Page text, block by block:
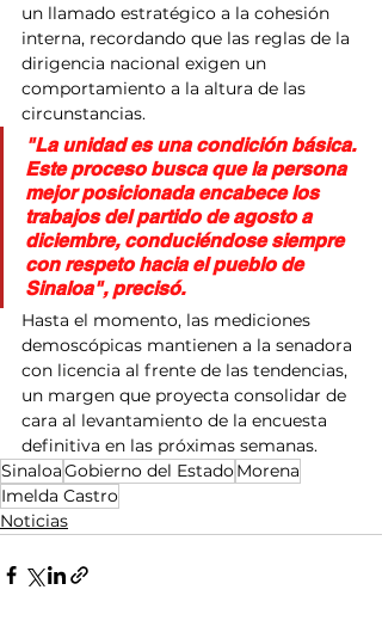
un llamado estratégico a la cohesión
interna, recordando que las reglas de la
dirigencia nacional exigen un
comportamiento a la altura de las
circunstancias.
​"La unidad es una condición básica.
Este proceso busca que la persona
mejor posicionada encabece los
trabajos del partido de agosto a
diciembre, conduciéndose siempre
con respeto hacia el pueblo de
Sinaloa", precisó.
​Hasta el momento, las mediciones
demoscópicas mantienen a la senadora
con licencia al frente de las tendencias,
un margen que proyecta consolidar de
cara al levantamiento de la encuesta
definitiva en las próximas semanas.
SinaloaGobierno del EstadoMorena
Imelda Castro
Noticias